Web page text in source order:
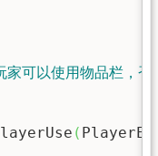
可以使用物品栏，
(